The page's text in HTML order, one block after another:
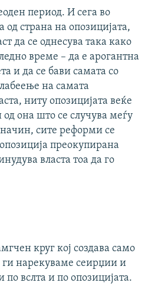
период. И сега во
од страна на опозицијата,
да се однесува така како
време – да е арогантна
и да се бави самата со
на самата
ниту опозицијата веќе
она што се случува меѓу
сите реформи се
преокупирана
власта тоа да го
круг кој создава само
нарекуваме сеирџии и
по вслта и по опозицијата.